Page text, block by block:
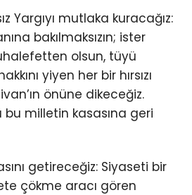
Yargıyı mutlaka kuracağız:
bakılmaksızın; ister
olsun, tüyü
yiyen her bir hırsızı
önüne dikeceğiz.
bu milletin kasasına geri
getireceğiz: Siyaseti bir
çökme aracı gören